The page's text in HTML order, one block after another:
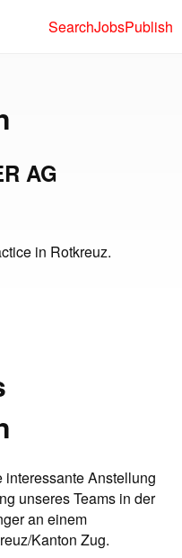
SearchJobsPublish
AG
in Rotkreuz.
Anstellung
unseres Teams in der
an einem
Kanton Zug.